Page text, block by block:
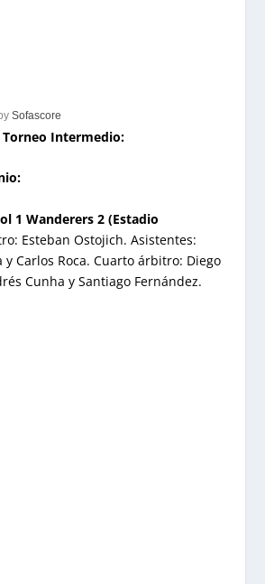
Sofascore
Torneo Intermedio:
1 Wanderers 2 (Estadio
Esteban Ostojich. Asistentes:
y Carlos Roca. Cuarto árbitro: Diego
Cunha y Santiago Fernández.